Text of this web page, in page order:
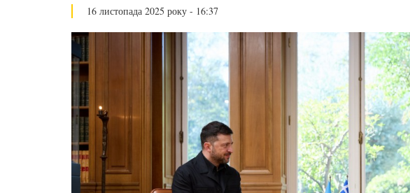
16 листопада 2025 року - 16:37